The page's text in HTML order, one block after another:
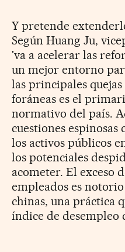
Y pretende
Según Huang Ju,
'va a acelerar las
un mejor entorno
las principales
foráneas es el
normativo del país.
cuestiones
los activos públicos
los potenciales
acometer. El exceso
empleados es
chinas, una práctica
índice de desempleo